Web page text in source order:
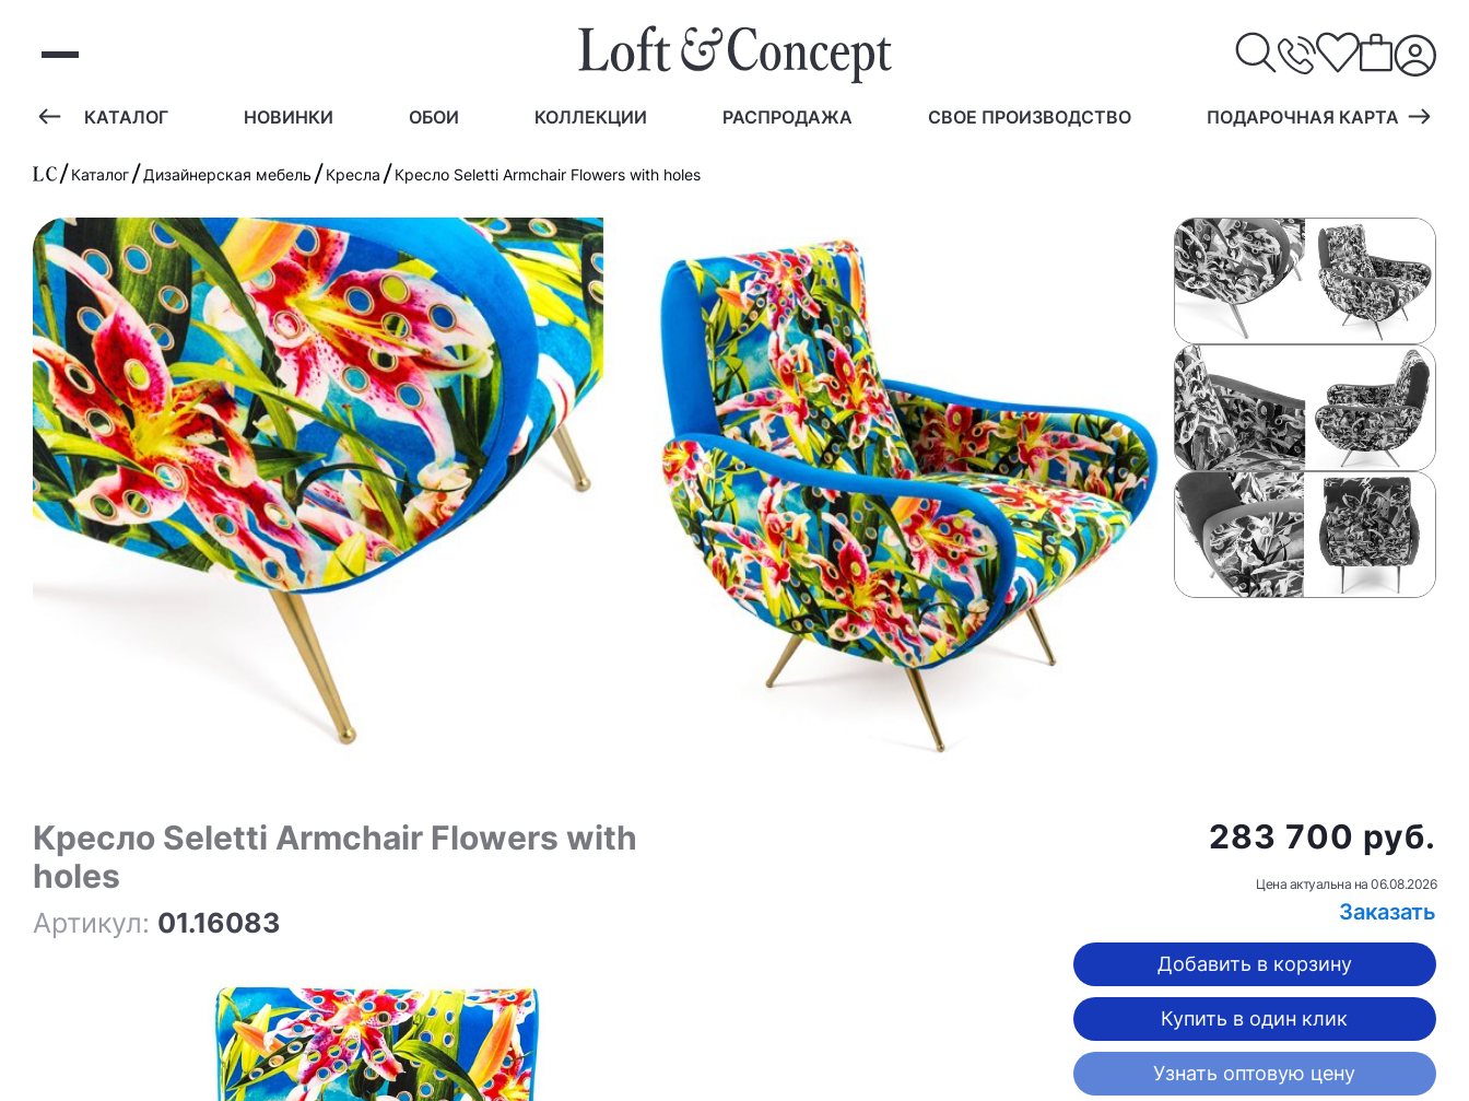
КАТАЛОГ НОВИНКИ ОБОИ КОЛЛЕКЦИИ РАСПРОДАЖА СВОЕ ПРОИЗВОДСТВО ПОДАРОЧНАЯ КАРТА
Каталог Дизайнерская мебель Кресла Кресло Seletti Armchair Flowers with holes
Кресло Seletti Armchair Flowers with
holes
Артикул: 01.16083
283 700 руб.
Цена актуальна на 06.08.2026
Заказать
Добавить в корзину
Купить в один клик
Узнать оптовую цену